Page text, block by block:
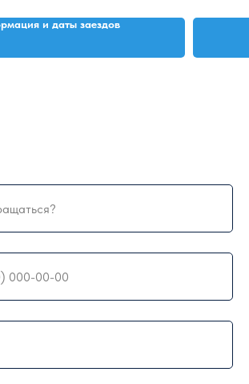
и даты заездов
с политикой